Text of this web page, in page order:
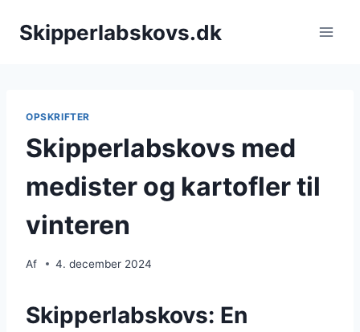
Skipperlabskovs.dk
OPSKRIFTER
Skipperlabskovs med
medister og kartofler til
vinteren
Af 4. december 2024
Skipperlabskovs: En